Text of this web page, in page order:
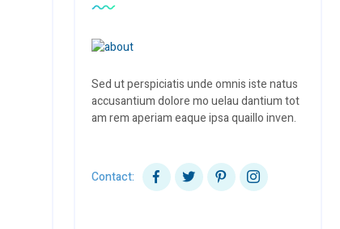
Sed ut perspiciatis unde omnis iste natus
accusantium dolore mo uelau dantium tot
am rem aperiam eaque ipsa quaillo inven.
Contact: